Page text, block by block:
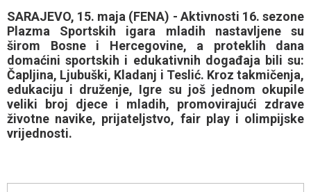
SARAJEVO, 15. maja (FENA) - Aktivnosti 16. sezone
Plazma Sportskih igara mladih nastavljene su
širom Bosne i Hercegovine, a proteklih dana
domaćini sportskih i edukativnih događaja bili su:
Čapljina, Ljubuški, Kladanj i Teslić. Kroz takmičenja,
edukaciju i druženje, Igre su još jednom okupile
veliki broj djece i mladih, promovirajući zdrave
životne navike, prijateljstvo, fair play i olimpijske
vrijednosti.